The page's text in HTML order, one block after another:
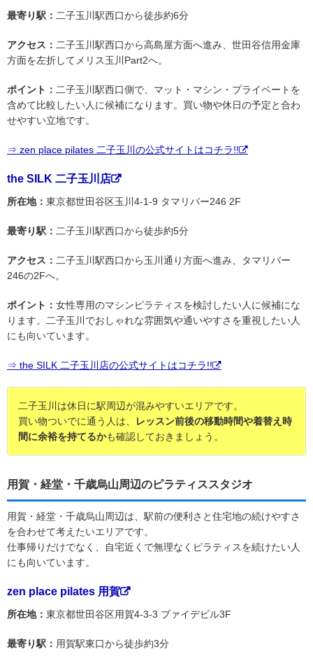
最寄り駅： 二子玉川駅西口から徒歩約6分
アクセス： 二子玉川駅西口から高島屋方面へ進み、世田谷信用金庫
方面を左折してメリス玉川Part2へ。
ポイント： 二子玉川駅西口側で、マット・マシン・プライベートを
含めて比較したい人に候補になります。買い物や休日の予定と合わ
せやすい立地です。
⇒ zen place pilates 二子玉川の公式サイトはコチラ!!
the SILK 二子玉川店
所在地： 東京都世田谷区玉川4-1-9 タマリバー246 2F
最寄り駅： 二子玉川駅西口から徒歩約5分
アクセス： 二子玉川駅西口から玉川通り方面へ進み、タマリバー
246の2Fへ。
ポイント： 女性専用のマシンピラティスを検討したい人に候補にな
ります。二子玉川でおしゃれな雰囲気や通いやすさを重視したい人
にも向いています。
⇒ the SILK 二子玉川店の公式サイトはコチラ!!
二子玉川は休日に駅周辺が混みやすいエリアです。
買い物ついでに通う人は、
レッスン前後の移動時間や着替え時
間に余裕を持てるかも確認しておきましょう。
用賀・経堂・千歳烏山周辺のピラティススタジオ
用賀・経堂・千歳烏山周辺は、駅前の便利さと住宅地の続けやすさ
を合わせて考えたいエリアです。
仕事帰りだけでなく、自宅近くで無理なくピラティスを続けたい人
にも向いています。
zen place pilates 用賀
所在地： 東京都世田谷区用賀4-3-3 ブァイデビル3F
最寄り駅： 用賀駅東口から徒歩約3分